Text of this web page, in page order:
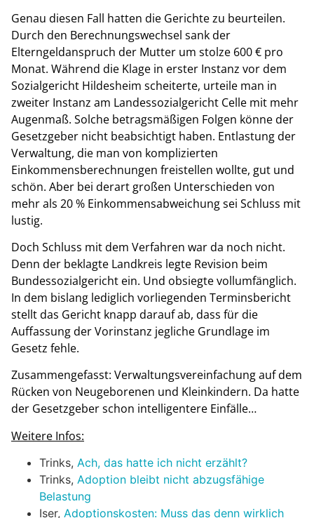
Genau diesen Fall hatten die Gerichte zu beurteilen.
Durch den Berechnungswechsel sank der
Elterngeldanspruch der Mutter um stolze 600 € pro
Monat. Während die Klage in erster Instanz vor dem
Sozialgericht Hildesheim scheiterte, urteile man in
zweiter Instanz am Landessozialgericht Celle mit mehr
Augenmaß. Solche betragsmäßigen Folgen könne der
Gesetzgeber nicht beabsichtigt haben. Entlastung der
Verwaltung, die man von komplizierten
Einkommensberechnungen freistellen wollte, gut und
schön. Aber bei derart großen Unterschieden von
mehr als 20 % Einkommensabweichung sei Schluss mit
lustig.
Doch Schluss mit dem Verfahren war da noch nicht.
Denn der beklagte Landkreis legte Revision beim
Bundessozialgericht ein. Und obsiegte vollumfänglich.
In dem bislang lediglich vorliegenden Terminsbericht
stellt das Gericht knapp darauf ab, dass für die
Auffassung der Vorinstanz jegliche Grundlage im
Gesetz fehle.
Zusammengefasst: Verwaltungsvereinfachung auf dem
Rücken von Neugeborenen und Kleinkindern. Da hatte
der Gesetzgeber schon intelligentere Einfälle…
Weitere Infos:
Trinks, Ach, das hatte ich nicht erzählt?
Trinks, Adoption bleibt nicht abzugsfähige
Belastung
Iser, Adoptionskosten: Muss das denn wirklich